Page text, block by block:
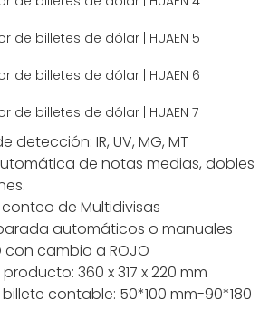
detección: IR, UV, MG, MT
de notas medias, dobles
de Multidivisas
automáticos o manuales
con cambio a ROJO
360 x 317 x 220 mm
contable: 50*100 mm-90*180